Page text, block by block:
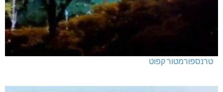
טרנספורמטור קפוט